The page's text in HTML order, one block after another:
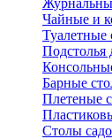
Чайные и
Туалетные
Подстолья
Барные
Плетеные
Столы